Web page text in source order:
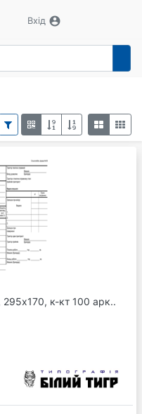
Вхід account_circle
295х170, к-кт 100 арк..